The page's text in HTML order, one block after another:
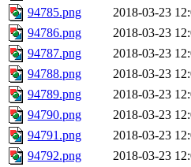
94785.png
2018-03-23
94786.png
2018-03-23
94787.png
2018-03-23
94788.png
2018-03-23
94789.png
2018-03-23
94790.png
2018-03-23
94791.png
2018-03-23
94792.png
2018-03-23